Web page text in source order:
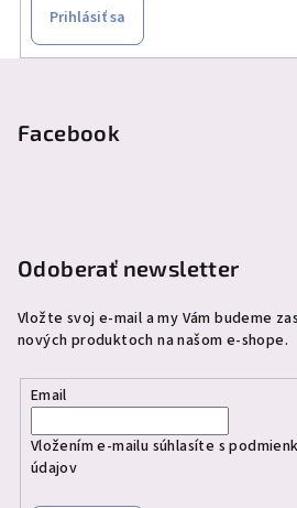
Prihlásiť sa
Facebook
Odoberať newsletter
Vložte svoj e-mail a my Vám budeme
nových produktoch na našom e-shope.
Email
Vložením e-mailu súhlasíte s
údajov